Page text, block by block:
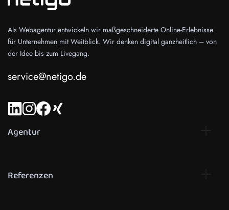
Als Webagentur entwickeln wir maßgeschneiderte Online-Erlebnisse
für Unternehmen mit Weitblick. Wir denken digital ganzheitlich – von
der Idee bis zum Livegang.
service@netigo.de
Agentur
Referenzen